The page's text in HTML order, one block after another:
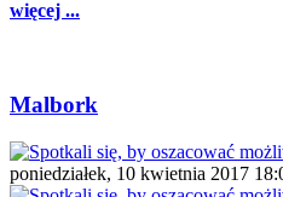
więcej ...
Malbork
poniedziałek, 10 kwietnia 2017